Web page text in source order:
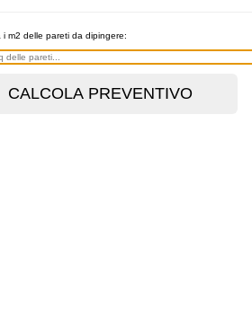
i m2 delle pareti da dipingere: